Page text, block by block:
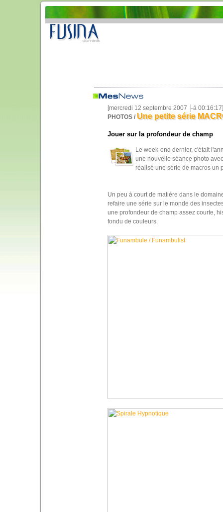
[mercredi 12 septembre 2007 ├á
PHOTOS / Une petite série
Jouer sur la profondeur de champ
Le week-end dernier, c'était
une nouvelle séance photo
réalisé une série de macros un
Un peu à court de matière dans le
refaire une série sur le monde des
une profondeur de champ assez courte,
fondu de couleurs.